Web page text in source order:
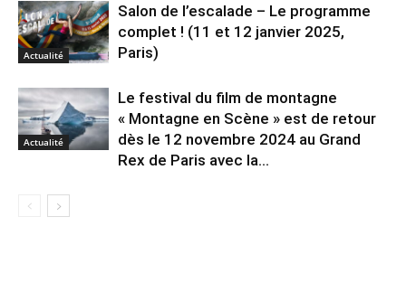
Actualité
Salon de l’escalade – Le programme
complet ! (11 et 12 janvier 2025,
Paris)
Actualité
Le festival du film de montagne
« Montagne en Scène » est de retour
dès le 12 novembre 2024 au Grand
Rex de Paris avec la...